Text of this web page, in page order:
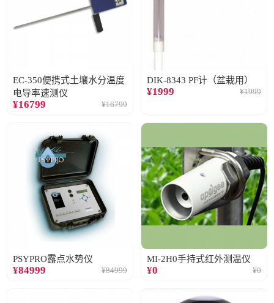
EC-350便携式土壤水分温度
电导率速测仪
¥16799 ¥16799
DIK-8343 PF计（盆栽用）
¥1999 ¥1999
PSYPRO露点水势仪
¥84999 ¥84999
MI-2H0手持式红外测温仪
¥0 ¥0